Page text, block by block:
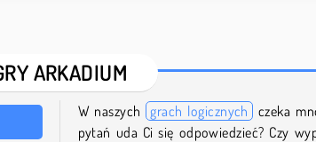
ARKADIUM
W naszych grach logicznych czeka
pytań uda Ci się odpowiedzieć? Czy